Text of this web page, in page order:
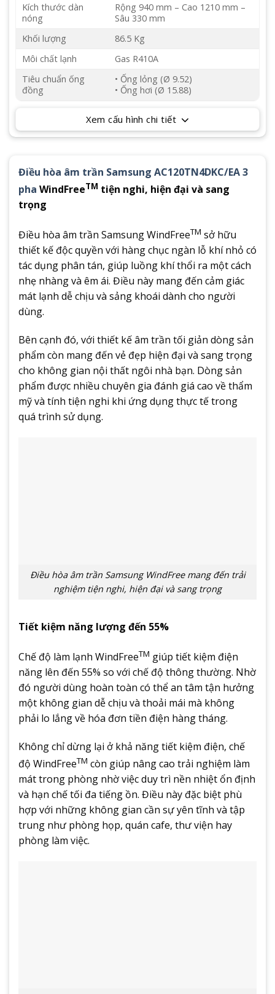
Điều hòa âm trần Samsung AC120TN4DKC/EA 3
pha WindFreeTM tiện nghi, hiện đại và sang
trọng
Điều hòa âm trần Samsung WindFreeTM sở hữu
thiết kế độc quyền với hàng chục ngàn lỗ khí nhỏ có
tác dụng phân tán, giúp luồng khí thổi ra một cách
nhẹ nhàng và êm ái. Điều này mang đến cảm giác
mát lạnh dễ chịu và sảng khoái dành cho người
dùng.
Bên cạnh đó, với thiết kế âm trần tối giản dòng sản
phẩm còn mang đến vẻ đẹp hiện đại và sang trọng
cho không gian nội thất ngôi nhà bạn. Dòng sản
phẩm được nhiều chuyên gia đánh giá cao về thẩm
mỹ và tính tiện nghi khi ứng dụng thực tế trong
quá trình sử dụng.
Điều hòa âm trần Samsung WindFree mang đến trải
nghiệm tiện nghi, hiện đại và sang trọng
Tiết kiệm năng lượng đến 55%
Chế độ làm lạnh WindFreeTM giúp tiết kiệm điện
năng lên đến 55% so với chế độ thông thường. Nhờ
đó người dùng hoàn toàn có thể an tâm tận hưởng
một không gian dễ chịu và thoải mái mà không
phải lo lắng về hóa đơn tiền điện hàng tháng.
Không chỉ dừng lại ở khả năng tiết kiệm điện, chế
độ WindFreeTM còn giúp nâng cao trải nghiệm làm
mát trong phòng nhờ việc duy trì nền nhiệt ổn định
và hạn chế tối đa tiếng ồn. Điều này đặc biệt phù
hợp với những không gian cần sự yên tĩnh và tập
trung như phòng họp, quán cafe, thư viện hay
phòng làm việc.
Kích thước dàn
nóng
Rộng 940 mm – Cao 1210 mm –
Sâu 330 mm
Khối lượng
86.5 Kg
Môi chất lạnh
Gas R410A
Tiêu chuẩn ống
đồng
• Ống lỏng (Ø 9.52)
• Ống hơi (Ø 15.88)
Xem cấu hình chi tiết